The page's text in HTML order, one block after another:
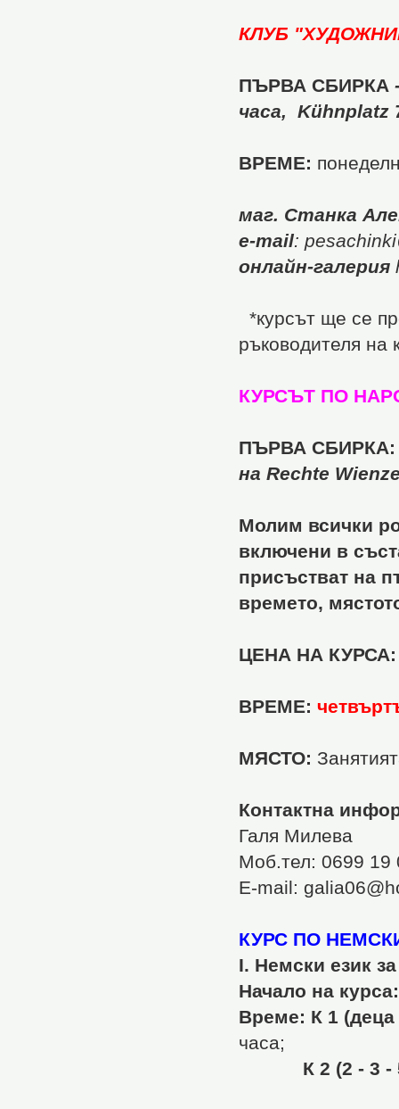
КЛУБ
ПЪРВА СБИРКА
часа, Kühnplatz
ВРЕМЕ:
маг. Станка
e-mail:
онлайн-галерия
*курсът ще се
ръководителя на
КУРСЪТ ПО
ПЪРВА СБИРКА:
на Rechte
Молим всички
включени в
присъстват на
времето,
ЦЕНА НА КУРСА:
ВРЕМЕ:
МЯСТО:
Контактна
Галя Милева
Моб.тел: 0699 19
Е-mail:
КУРС ПО
І. Немски език
Начало на курса:
Време: К 1
часа;
К 2 (2 - 3 -